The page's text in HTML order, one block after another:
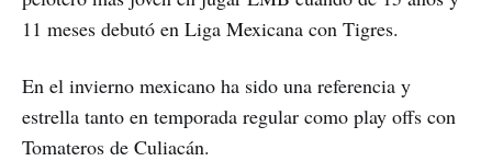
11 meses debutó en Liga Mexicana con Tigres.
En el invierno mexicano ha sido una referencia y
estrella tanto en temporada regular como play offs con
Tomateros de Culiacán.